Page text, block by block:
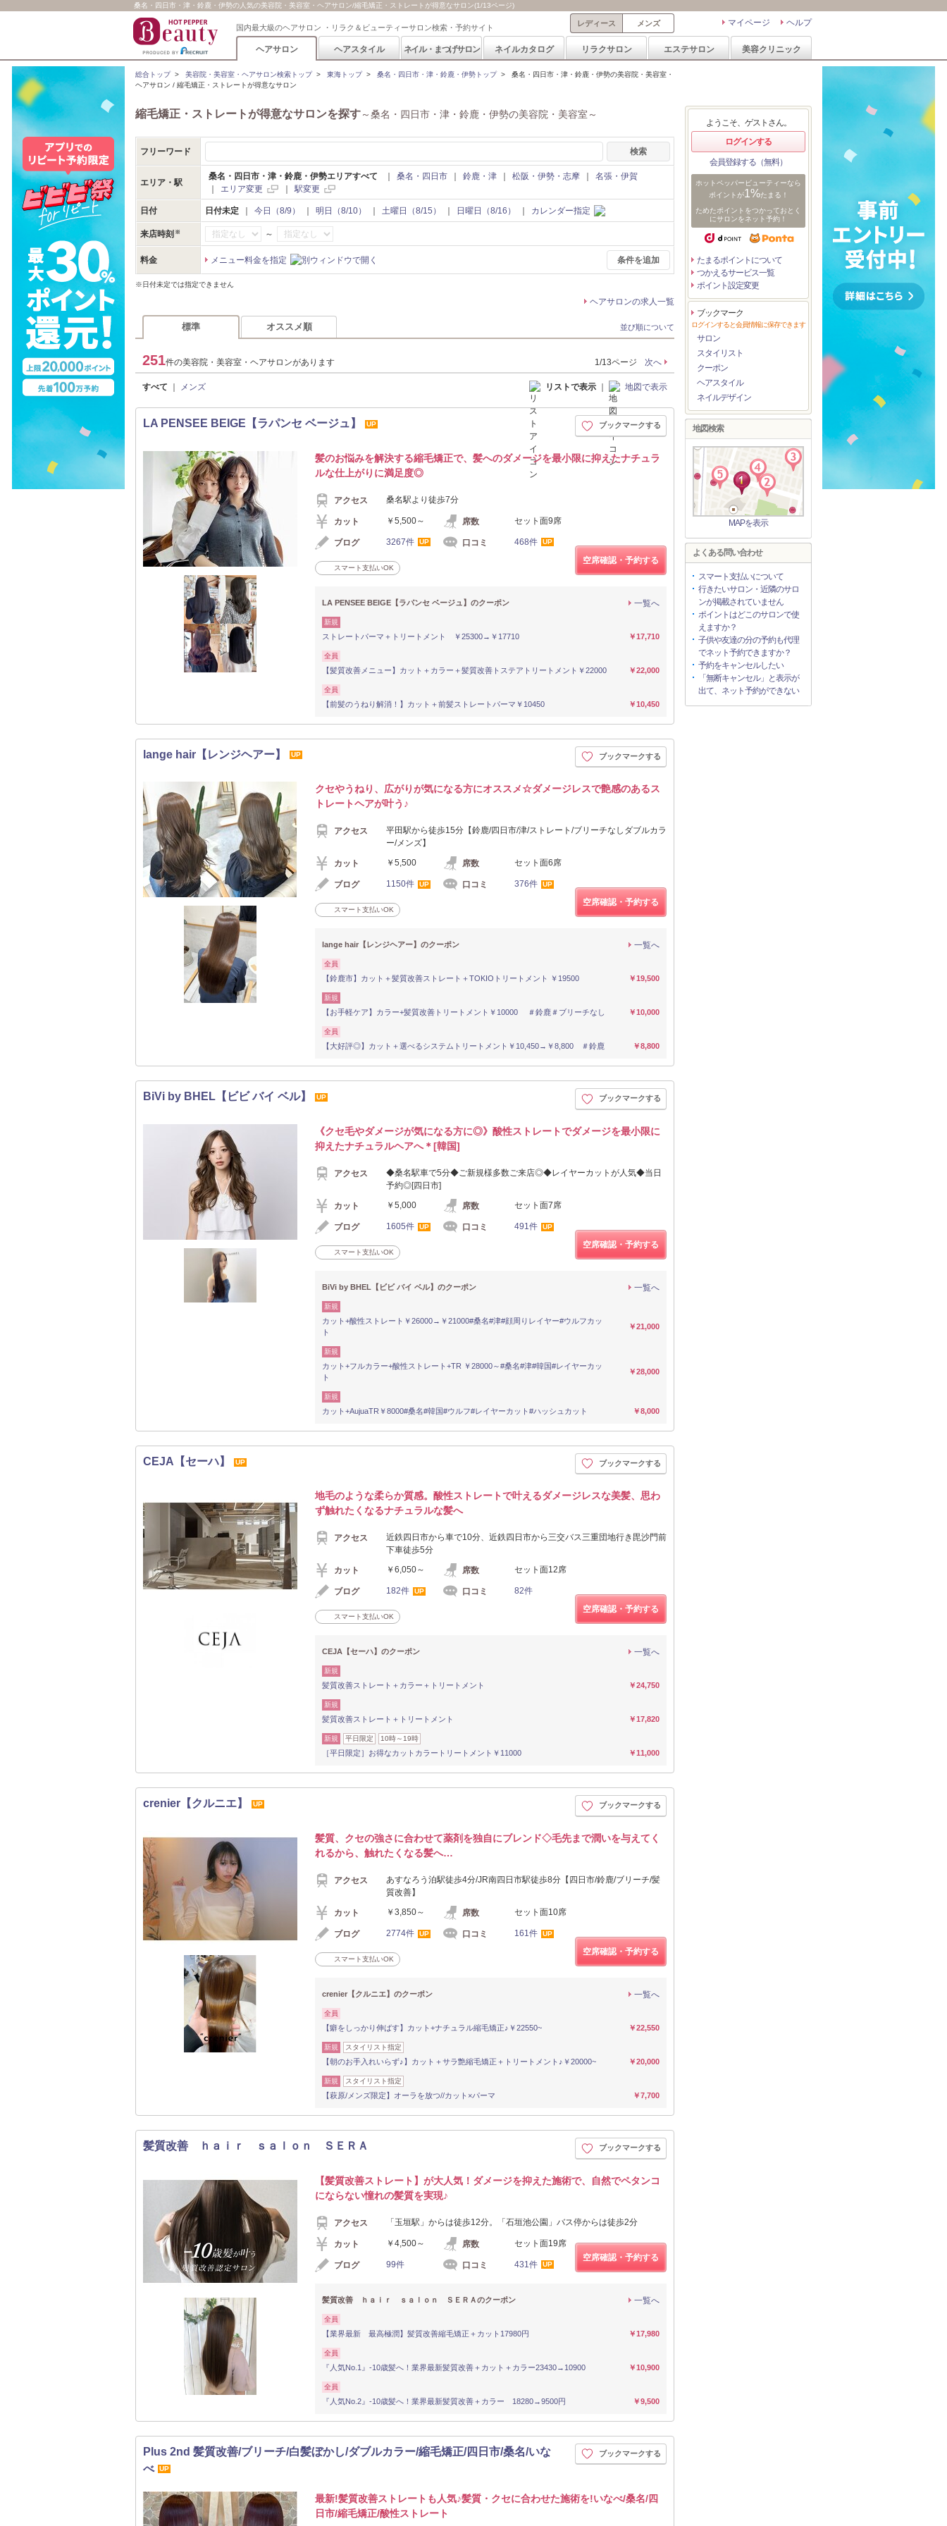
桑名・四日市・津・鈴鹿・伊勢の人気の美容院・美容室・ヘアサロン/縮毛矯正・ストレートが得意なサロン(1/13ページ)
国内最大級のヘアサロン ・リラク＆ビューティーサロン検索・予約サイト ヘルプ
マイページ
レディース メンズ
ヘアサロン ヘアスタイル ネイル・まつげサロン ネイルカタログ リラクサロン エステサロン 美容クリニック
総合トップ> 美容院・美容室・ヘアサロン検索トップ> 東海トップ> 桑名・四日市・津・鈴鹿・伊勢トップ> 桑名・四日市・津・鈴鹿・伊勢の美容院・美容室・
ヘアサロン / 縮毛矯正・ストレートが得意なサロン
縮毛矯正・ストレートが得意なサロンを探す～桑名・四日市・津・鈴鹿・伊勢の美容院・美容室～
フリーワード
エリア・駅
桑名・四日市・津・鈴鹿・伊勢エリアすべて 桑名・四日市 鈴鹿・津 松阪・伊勢・志摩
名張・伊賀
エリア変更 駅変更
日付 日付未定 今日（8/9） 明日（8/10） 土曜日（8/15） 日曜日（8/16） カレンダー指定
来店時刻 ～
料金 メニュー料金を指定 条件を追加
※日付未定では指定できません
ヘアサロンの求人一覧
標準 オススメ順 並び順について
251件の美容院・美容室・ヘアサロンがあります 1/13ページ 次へ
すべて メンズ リストで表示 地図で表示
LA PENSEE BEIGE【ラパンセ ベージュ】 UP ブックマークする
髪のお悩みを解決する縮毛矯正で、髪へのダメージを最小限に抑えたナチュラ
ルな仕上がりに満足度◎
アクセス 桑名駅より徒歩7分
カット ￥5,500～ 席数 セット面9席
ブログ 3267件 UP 口コミ 468件 UP
スマート支払いOK
空席確認・予約する
LA PENSEE BEIGE【ラパンセ ベージュ】のクーポン 一覧へ
新規
ストレートパーマ＋トリートメント ￥25300→￥17710 ￥17,710
全員
【髪質改善メニュー】カット＋カラー＋髪質改善トステアトリートメント￥22000 ￥22,000
全員
【前髪のうねり解消！】カット＋前髪ストレートパーマ￥10450 ￥10,450
lange hair【レンジヘアー】 UP ブックマークする
クセやうねり、広がりが気になる方にオススメ☆ダメージレスで艶感のあるス
トレートヘアが叶う♪
アクセス
平田駅から徒歩15分【鈴鹿/四日市/津/ストレート/ブリーチなしダブルカラ
ー/メンズ】
カット ￥5,500 席数 セット面6席
ブログ 1150件 UP 口コミ 376件 UP
スマート支払いOK
空席確認・予約する
lange hair【レンジヘアー】のクーポン 一覧へ
全員
【鈴鹿市】カット＋髪質改善ストレート＋TOKIOトリートメント ￥19500 ￥19,500
新規
【お手軽ケア】カラー+髪質改善トリートメント￥10000 ＃鈴鹿＃ブリーチなし ￥10,000
全員
【大好評◎】カット＋選べるシステムトリートメント￥10,450→￥8,800 ＃鈴鹿 ￥8,800
BiVi by BHEL【ビビ バイ ベル】 UP ブックマークする
《クセ毛やダメージが気になる方に◎》酸性ストレートでダメージを最小限に
抑えたナチュラルヘアへ＊[韓国]
アクセス
◆桑名駅車で5分◆ご新規様多数ご来店◎◆レイヤーカットが人気◆当日
予約◎[四日市]
カット ￥5,000 席数 セット面7席
ブログ 1605件 UP 口コミ 491件 UP
スマート支払いOK
空席確認・予約する
BiVi by BHEL【ビビ バイ ベル】のクーポン 一覧へ
新規
カット+酸性ストレート￥26000→￥21000#桑名#津#顔周りレイヤー#ウルフカッ
ト
￥21,000
新規
カット+フルカラー+酸性ストレート+TR ￥28000～#桑名#津#韓国#レイヤーカッ
ト
￥28,000
新規
カット+AujuaTR￥8000#桑名#韓国#ウルフ#レイヤーカット#ハッシュカット ￥8,000
CEJA【セーハ】 UP ブックマークする
地毛のような柔らか質感。酸性ストレートで叶えるダメージレスな美髪、思わ
ず触れたくなるナチュラルな髪へ
アクセス
近鉄四日市から車で10分、近鉄四日市から三交バス三重団地行き毘沙門前
下車徒歩5分
カット ￥6,050～ 席数 セット面12席
ブログ 182件 UP 口コミ 82件
スマート支払いOK
空席確認・予約する
CEJA【セーハ】のクーポン 一覧へ
新規
髪質改善ストレート＋カラー＋トリートメント ￥24,750
新規
髪質改善ストレート＋トリートメント ￥17,820
新規 平日限定 10時～19時
［平日限定］お得なカットカラートリートメント￥11000 ￥11,000
crenier【クルニエ】 UP ブックマークする
髪質、クセの強さに合わせて薬剤を独自にブレンド◇毛先まで潤いを与えてく
れるから、触れたくなる髪へ…
アクセス
あすなろう泊駅徒歩4分/JR南四日市駅徒歩8分【四日市/鈴鹿/ブリーチ/髪
質改善】
カット ￥3,850～ 席数 セット面10席
ブログ 2774件 UP 口コミ 161件 UP
スマート支払いOK
空席確認・予約する
crenier【クルニエ】のクーポン 一覧へ
全員
【癖をしっかり伸ばす】カット+ナチュラル縮毛矯正♪￥22550~ ￥22,550
新規 スタイリスト指定
【朝のお手入れいらず♪】カット＋サラ艶縮毛矯正＋トリートメント♪￥20000~ ￥20,000
新規 スタイリスト指定
【萩原/メンズ限定】オーラを放つ//カット×パーマ ￥7,700
髪質改善 ｈａｉｒ ｓａｌｏｎ ＳＥＲＡ ブックマークする
【髪質改善ストレート】が大人気！ダメージを抑えた施術で、自然でペタンコ
にならない憧れの髪質を実現♪
アクセス 「玉垣駅」からは徒歩12分。「石垣池公園」バス停からは徒歩2分
カット ￥4,500～ 席数 セット面19席
ブログ 99件 口コミ 431件 UP
空席確認・予約する
髪質改善 ｈａｉｒ ｓａｌｏｎ ＳＥＲＡのクーポン 一覧へ
全員
【業界最新 最高極潤】髪質改善縮毛矯正＋カット17980円 ￥17,980
全員
『人気No.1』-10歳髪へ！業界最新髪質改善＋カット＋カラー23430→10900 ￥10,900
全員
『人気No.2』-10歳髪へ！業界最新髪質改善＋カラー 18280→9500円 ￥9,500
Plus 2nd 髪質改善/ブリーチ/白髪ぼかし/ダブルカラー/縮毛矯正/四日市/桑名/いな
べ
UP
ブックマークする
最新!髪質改善ストレートも人気♪髪質・クセに合わせた施術を!いなべ/桑名/四
日市/縮毛矯正/酸性ストレート
ようこそ、ゲストさん。
ログインする
会員登録する（無料）
ホットペッパービューティーなら
ポイントが1%たまる！
ためたポイントをつかっておとく
にサロンをネット予約！
たまるポイントについて
つかえるサービス一覧
ポイント設定変更
ブックマーク
ログインすると会員情報に保存できます
サロン
スタイリスト
クーポン
ヘアスタイル
ネイルデザイン
地図検索
MAPを表示
よくある問い合わせ
スマート支払いについて
行きたいサロン・近隣のサロ
ンが掲載されていません
ポイントはどこのサロンで使
えますか？
子供や友達の分の予約も代理
でネット予約できますか？
予約をキャンセルしたい
「無断キャンセル」と表示が
出て、ネット予約ができない